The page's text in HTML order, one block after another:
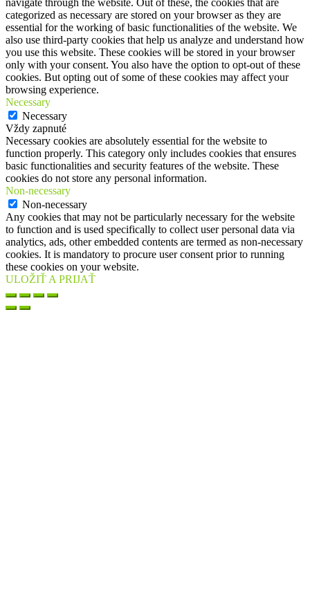
navigate through the website. Out of these, the cookies that are
categorized as necessary are stored on your browser as they are
essential for the working of basic functionalities of the website. We
also use third-party cookies that help us analyze and understand how
you use this website. These cookies will be stored in your browser
only with your consent. You also have the option to opt-out of these
cookies. But opting out of some of these cookies may affect your
browsing experience.
Necessary
Necessary
Vždy zapnuté
Necessary cookies are absolutely essential for the website to
function properly. This category only includes cookies that ensures
basic functionalities and security features of the website. These
cookies do not store any personal information.
Non-necessary
Non-necessary
Any cookies that may not be particularly necessary for the website
to function and is used specifically to collect user personal data via
analytics, ads, other embedded contents are termed as non-necessary
cookies. It is mandatory to procure user consent prior to running
these cookies on your website.
ULOŽIŤ A PRIJAŤ